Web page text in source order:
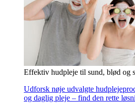
Effektiv hudpleje til sund, blød og
Udforsk nøje udvalgte
og daglig pleje – find den rette